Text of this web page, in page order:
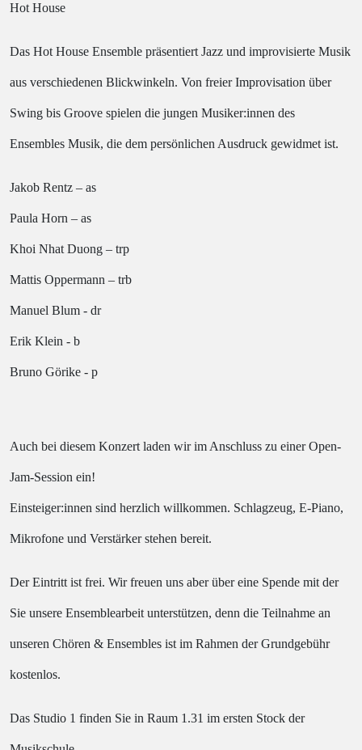
Hot House
Das Hot House Ensemble präsentiert Jazz und improvisierte Musik
aus verschiedenen Blickwinkeln. Von freier Improvisation über
Swing bis Groove spielen die jungen Musiker:innen des
Ensembles Musik, die dem persönlichen Ausdruck gewidmet ist.
Jakob Rentz – as
Paula Horn – as
Khoi Nhat Duong – trp
Mattis Oppermann – trb
Manuel Blum - dr
Erik Klein - b
Bruno Görike - p
Auch bei diesem Konzert laden wir im Anschluss zu einer Open-
Jam-Session ein!
Einsteiger:innen sind herzlich willkommen. Schlagzeug, E-Piano,
Mikrofone und Verstärker stehen bereit.
Der Eintritt ist frei. Wir freuen uns aber über eine Spende mit der
Sie unsere Ensemblearbeit unterstützen, denn die Teilnahme an
unseren Chören & Ensembles ist im Rahmen der Grundgebühr
kostenlos.
Das Studio 1 finden Sie in Raum 1.31 im ersten Stock der